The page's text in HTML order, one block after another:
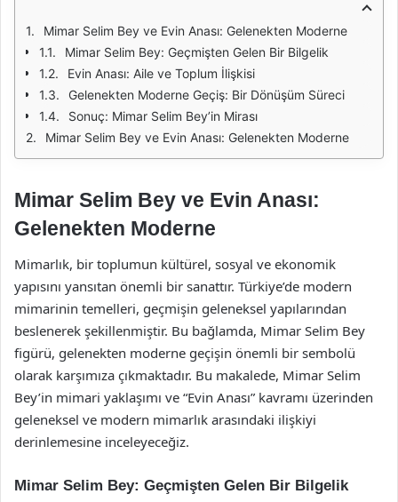
Mimar Selim Bey ve Evin Anası: Gelenekten Moderne
Mimar Selim Bey: Geçmişten Gelen Bir Bilgelik
Evin Anası: Aile ve Toplum İlişkisi
Gelenekten Moderne Geçiş: Bir Dönüşüm Süreci
Sonuç: Mimar Selim Bey’in Mirası
Mimar Selim Bey ve Evin Anası: Gelenekten Moderne
Mimar Selim Bey ve Evin Anası:
Gelenekten Moderne
Mimarlık, bir toplumun kültürel, sosyal ve ekonomik
yapısını yansıtan önemli bir sanattır. Türkiye’de modern
mimarinin temelleri, geçmişin geleneksel yapılarından
beslenerek şekillenmiştir. Bu bağlamda, Mimar Selim Bey
figürü, gelenekten moderne geçişin önemli bir sembolü
olarak karşımıza çıkmaktadır. Bu makalede, Mimar Selim
Bey’in mimari yaklaşımı ve “Evin Anası” kavramı üzerinden
geleneksel ve modern mimarlık arasındaki ilişkiyi
derinlemesine inceleyeceğiz.
Mimar Selim Bey: Geçmişten Gelen Bir Bilgelik